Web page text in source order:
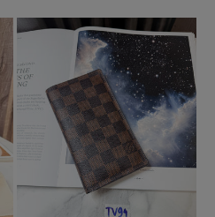
thường